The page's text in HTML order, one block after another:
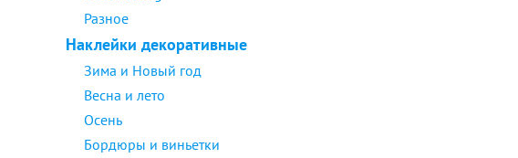
Разное
Наклейки декоративные
Зима и Новый год
Весна и лето
Осень
Бордюры и виньетки